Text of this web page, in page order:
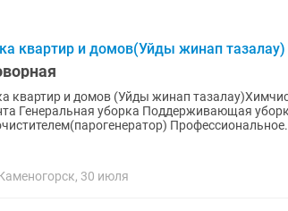
квартир и домов(Уйды жинап тазалау)
квартир и домов (Уйды жинап
Уборка с
30 июля